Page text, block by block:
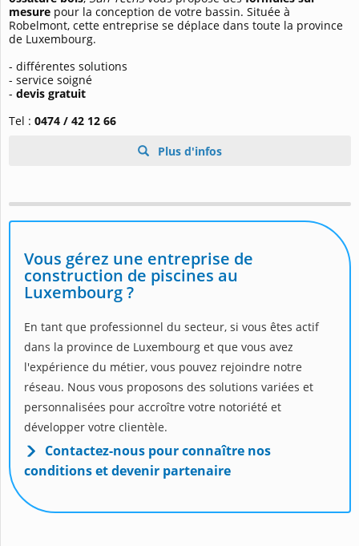
mesure pour la conception de votre bassin. Située à
Robelmont, cette entreprise se déplace dans toute la province
de Luxembourg.
- différentes solutions
- service soigné
- devis gratuit
Tel : 0474 / 42 12 66
Plus d'infos
Vous gérez une entreprise de
construction de piscines au
Luxembourg ?
En tant que professionnel du secteur, si vous êtes actif
dans la province de Luxembourg et que vous avez
l'expérience du métier, vous pouvez rejoindre notre
réseau. Nous vous proposons des solutions variées et
personnalisées pour accroître votre notoriété et
développer votre clientèle.
Contactez-nous pour connaître nos
conditions et devenir partenaire